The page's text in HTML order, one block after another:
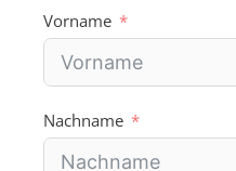
i
v
Vorname
Nachname